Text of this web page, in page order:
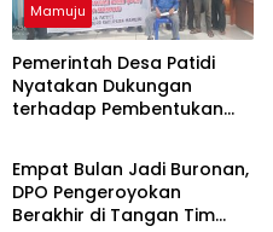
Mamuju
Pemerintah Desa Patidi
Nyatakan Dukungan
terhadap Pembentukan
Mamuju
Empat Bulan Jadi Buronan,
DPO Pengeroyokan
Berakhir di Tangan Tim